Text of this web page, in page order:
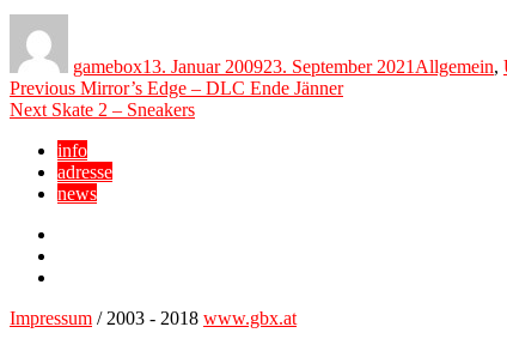
gamebox13. Januar 200923. September 2021 Allgemein,
Beitragsnavigation
Previous Previous
post:
Mirror’s Edge – DLC Ende Jänner
Next Next
Skate 2 – Sneakers
info
adresse
news
Impressum / 2003 - 2018 www.gbx.at